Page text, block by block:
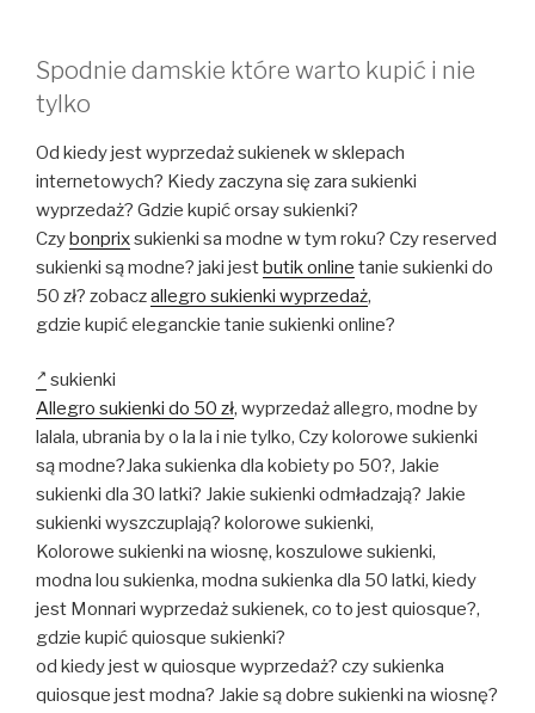
Spodnie damskie które warto kupić i nie
tylko
Od kiedy jest wyprzedaż sukienek w sklepach
internetowych? Kiedy zaczyna się zara sukienki
wyprzedaż? Gdzie kupić orsay sukienki?
Czybonprixsukienki sa modne w tym roku? Czy reserved
sukienki są modne? jaki jestbutik online tanie sukienki do
50 zł? zobaczallegro sukienki wyprzedaż,
gdzie kupić eleganckie tanie sukienki online?
sukienki
Allegro sukienki do 50 zł, wyprzedaż allegro, modne by
lalala, ubrania by o la la i nie tylko, Czy kolorowe sukienki
są modne?Jaka sukienka dla kobiety po 50?, Jakie
sukienki dla 30 latki? Jakie sukienki odmładzają? Jakie
sukienki wyszczuplają? kolorowe sukienki,
Kolorowe sukienki na wiosnę, koszulowe sukienki,
modna lou sukienka, modna sukienka dla 50 latki, kiedy
jest Monnari wyprzedaż sukienek, co to jest quiosque?,
gdzie kupić quiosque sukienki?
od kiedy jest w quiosque wyprzedaż? czy sukienka
quiosque jest modna? Jakie są dobre sukienki na wiosnę?